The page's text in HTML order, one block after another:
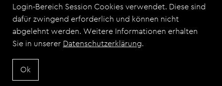
Dieses Angebot ist eine Zusammenarbeit der MFG Medien-
und Filmgesellschaft Baden-Württemberg mbH und allen Film
Commissions aus Baden-Württemberg.
Login-Bereich Session Cookies verwendet. Diese sind
dafür zwingend erforderlich und können nicht
abgelehnt werden. Weitere Informationen erhalten
Sie in unserer Datenschutzerklärung.
Ok